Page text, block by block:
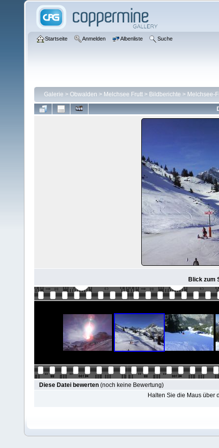
Startseite Anmelden Albenliste Suche
Galerie > Obwalden > Melchsee Frutt > Bildberichte > Melchsee-
Blick zum
Diese Datei bewerten (noch keine Bewertung)
Halten Sie die Maus über